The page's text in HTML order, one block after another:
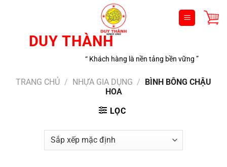
DUY THÀNH
“ Khách hàng là nền tảng bền vững ”
TRANG CHỦ / NHỰA GIA DỤNG / BÌNH BÔNG CHẬU
HOA
LỌC